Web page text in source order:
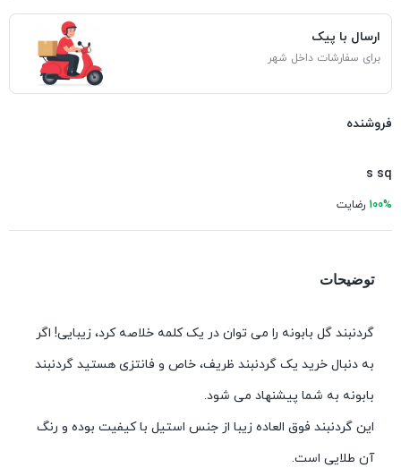
ارسال با پیک
برای سفارشات داخل شهر
فروشنده
s sq
100% رضایت
توضیحات
گردنبند گل بابونه را می توان در یک کلمه خلاصه کرد، زیبایی! اگر
به دنبال خرید یک گردنبند ظریف، خاص و فانتزی هستید گردنبند
بابونه به شما پیشنهاد می شود.
این گردنبند فوق العاده زیبا از جنس استیل با کیفیت بوده و رنگ
آن طلایی است.